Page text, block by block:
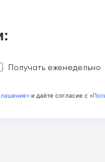
Получать еженедельно
и даёте согласие с «